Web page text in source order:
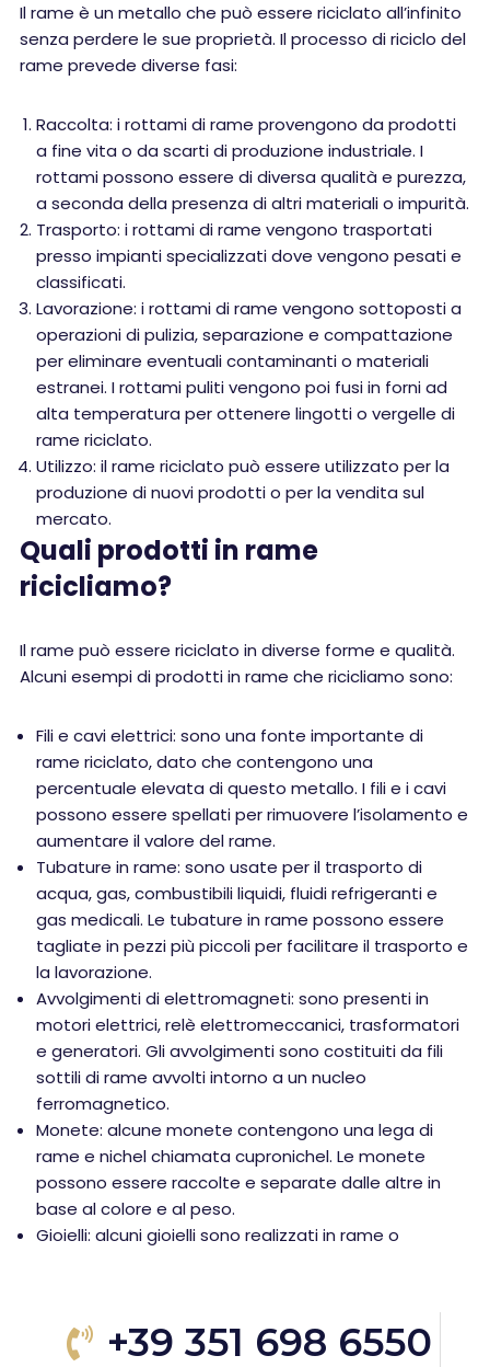
Il rame è un metallo che può essere riciclato all’infinito
senza perdere le sue proprietà. Il processo di riciclo del
rame prevede diverse fasi:
Raccolta: i rottami di rame provengono da prodotti
a fine vita o da scarti di produzione industriale. I
rottami possono essere di diversa qualità e purezza,
a seconda della presenza di altri materiali o impurità.
Trasporto: i rottami di rame vengono trasportati
presso impianti specializzati dove vengono pesati e
classificati.
Lavorazione: i rottami di rame vengono sottoposti a
operazioni di pulizia, separazione e compattazione
per eliminare eventuali contaminanti o materiali
estranei. I rottami puliti vengono poi fusi in forni ad
alta temperatura per ottenere lingotti o vergelle di
rame riciclato.
Utilizzo: il rame riciclato può essere utilizzato per la
produzione di nuovi prodotti o per la vendita sul
mercato.
Quali prodotti in rame
ricicliamo?
Il rame può essere riciclato in diverse forme e qualità.
Alcuni esempi di prodotti in rame che ricicliamo sono:
Fili e cavi elettrici: sono una fonte importante di
rame riciclato, dato che contengono una
percentuale elevata di questo metallo. I fili e i cavi
possono essere spellati per rimuovere l’isolamento e
aumentare il valore del rame.
Tubature in rame: sono usate per il trasporto di
acqua, gas, combustibili liquidi, fluidi refrigeranti e
gas medicali. Le tubature in rame possono essere
tagliate in pezzi più piccoli per facilitare il trasporto e
la lavorazione.
Avvolgimenti di elettromagneti: sono presenti in
motori elettrici, relè elettromeccanici, trasformatori
e generatori. Gli avvolgimenti sono costituiti da fili
sottili di rame avvolti intorno a un nucleo
ferromagnetico.
Monete: alcune monete contengono una lega di
rame e nichel chiamata cupronichel. Le monete
possono essere raccolte e separate dalle altre in
base al colore e al peso.
Gioielli: alcuni gioielli sono realizzati in rame o
+39 351 698 6550